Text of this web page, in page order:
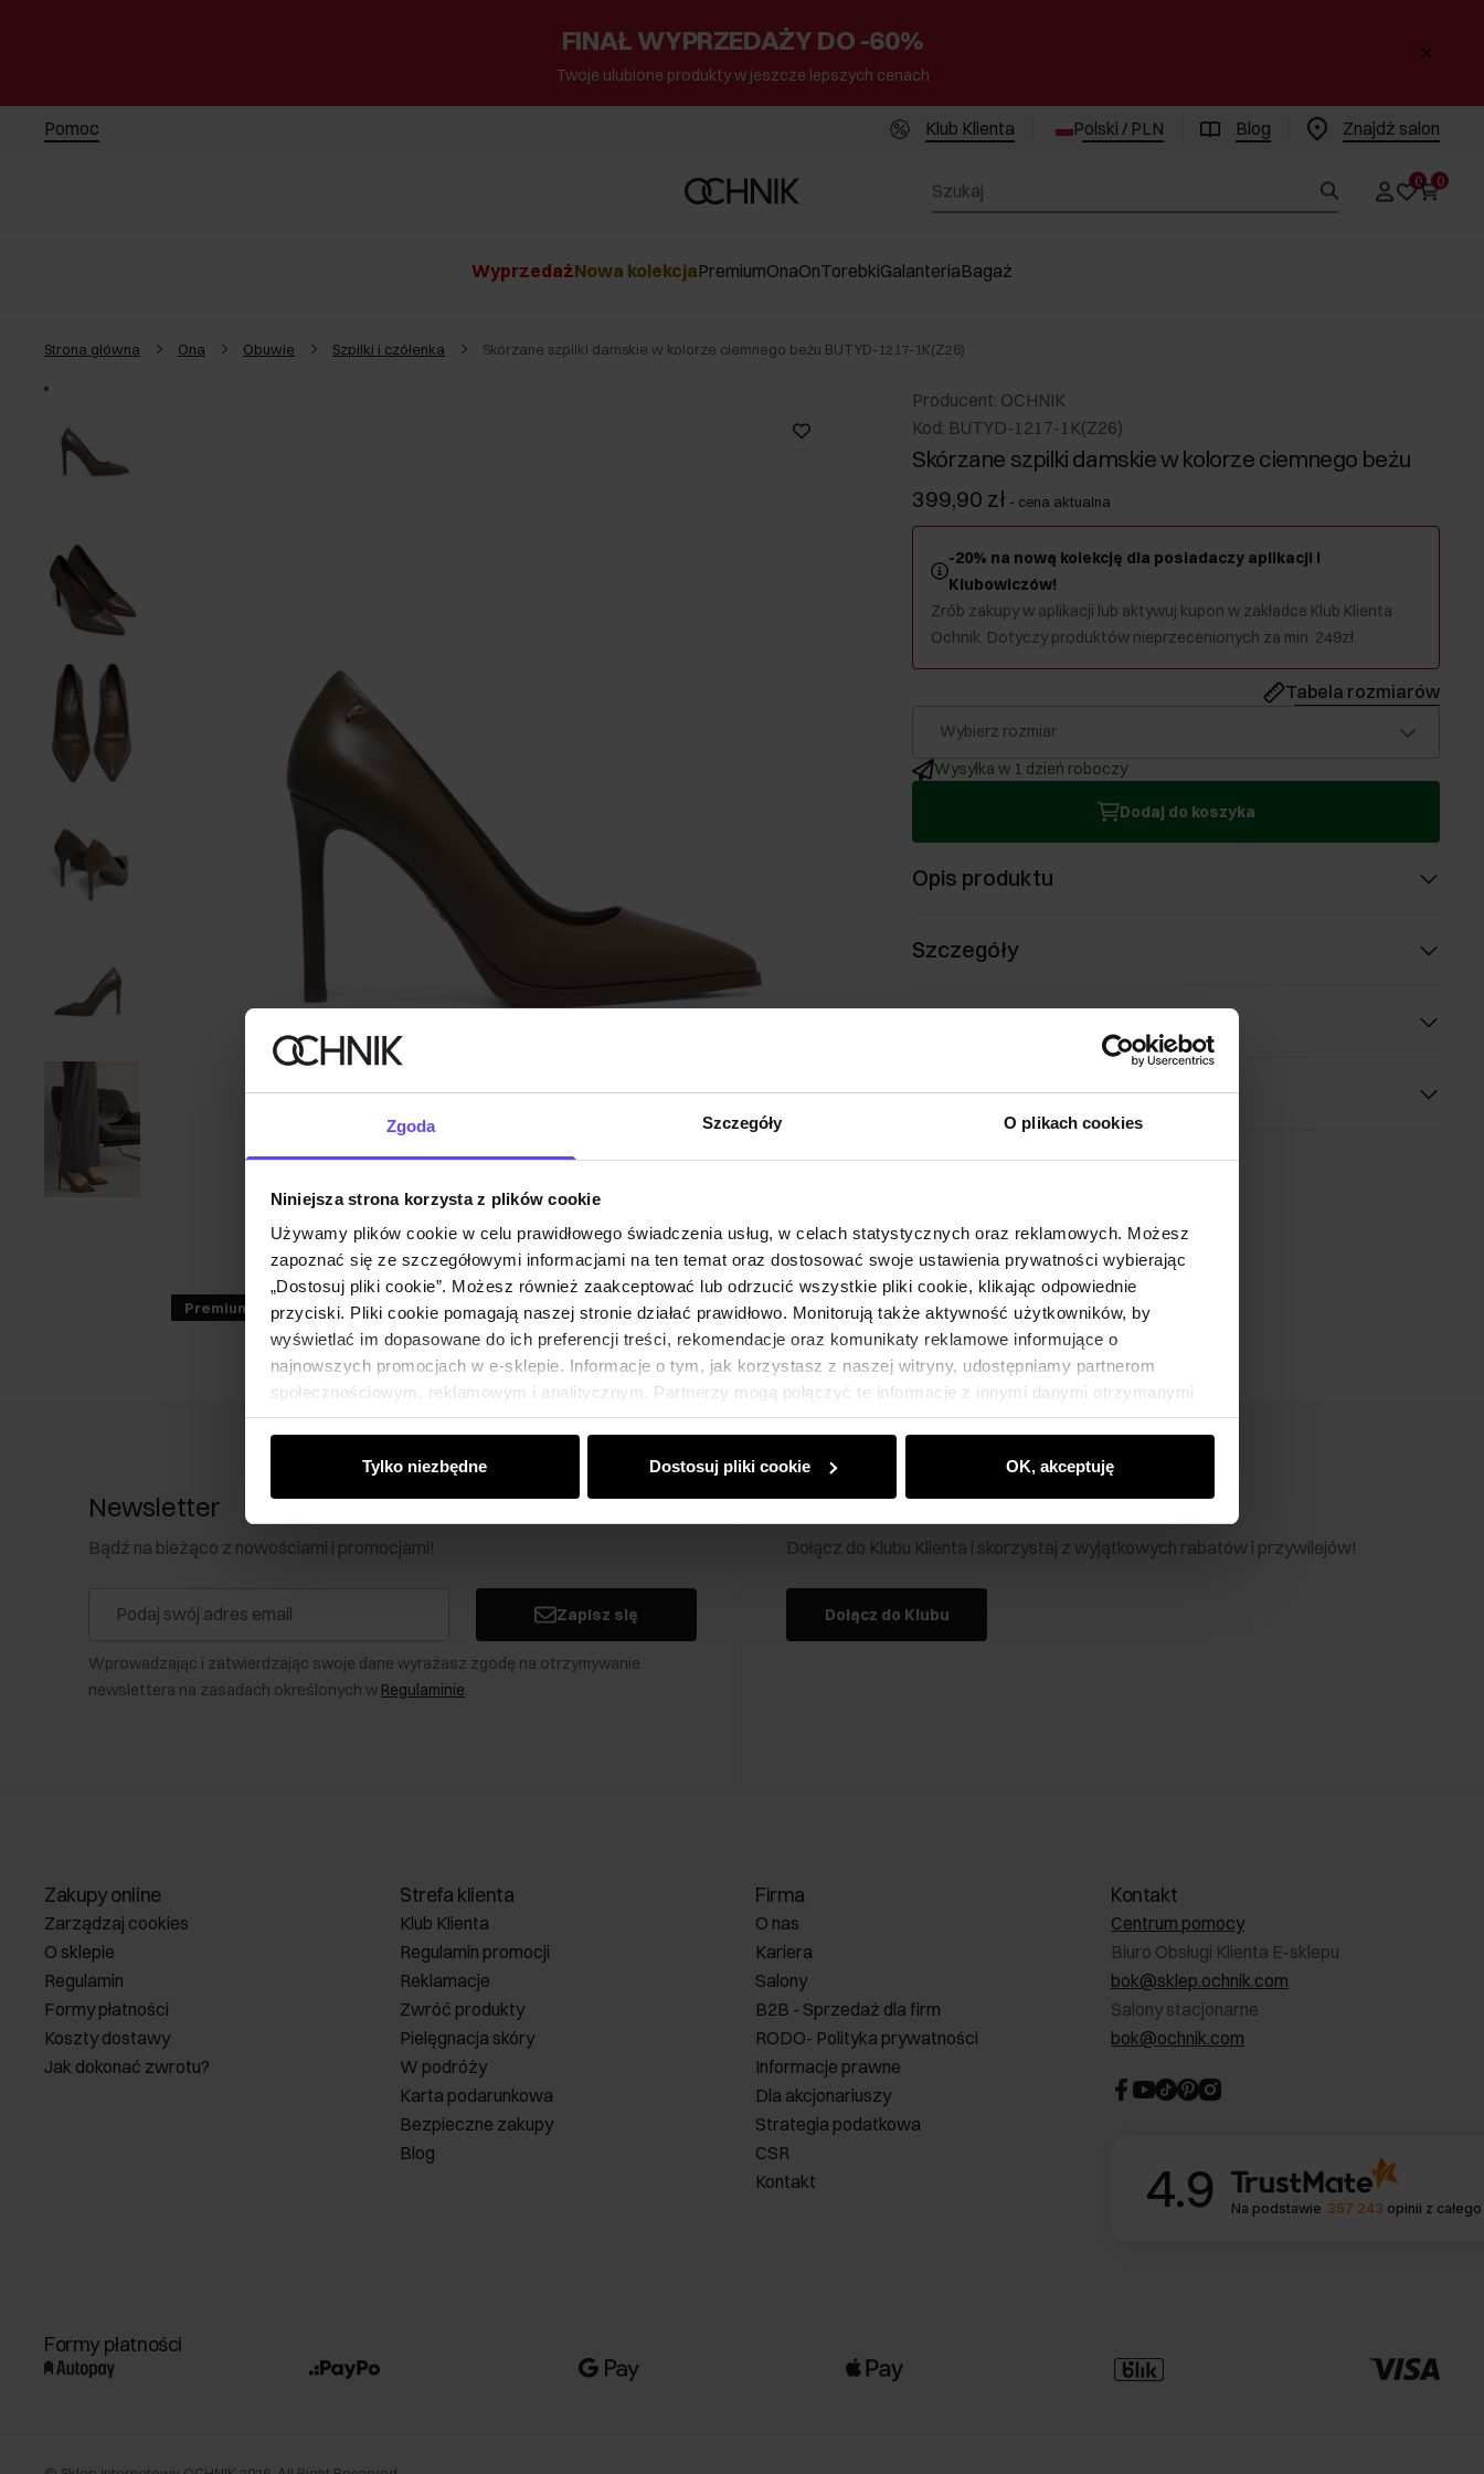
Zgoda Szczegóły O plikach cookies
Niniejsza strona korzysta z plików cookie
Używamy plików cookie w celu prawidłowego świadczenia usług, w celach statystycznych oraz reklamowych. Możesz
zapoznać się ze szczegółowymi informacjami na ten temat oraz dostosować swoje ustawienia prywatności wybierając
„Dostosuj pliki cookie”. Możesz również zaakceptować lub odrzucić wszystkie pliki cookie, klikając odpowiednie
przyciski. Pliki cookie pomagają naszej stronie działać prawidłowo. Monitorują także aktywność użytkowników, by
wyświetlać im dopasowane do ich preferencji treści, rekomendacje oraz komunikaty reklamowe informujące o
najnowszych promocjach w e-sklepie. Informacje o tym, jak korzystasz z naszej witryny, udostępniamy partnerom
społecznościowym, reklamowym i analitycznym. Partnerzy mogą połączyć te informacje z innymi danymi otrzymanymi
od Ciebie lub uzyskanymi podczas korzystania z ich usług.
Tylko niezbędne Dostosuj pliki cookie OK, akceptuję
FINAŁ WYPRZEDAŻY DO -60%
Twoje ulubione produkty w jeszcze lepszych cenach
Pomoc Klub Klienta Polski / PLN Blog Znajdż salon
0 0
WyprzedażNowa kolekcjaPremiumOnaOnTorebkiGalanteriaBagaż
Strona główna Ona Obuwie Szpilki i czółenka Skórzane szpilki damskie w kolorze ciemnego beżu BUTYD-1217-1K(Z26)
Premium NEW20
Producent: OCHNIK
Kod: BUTYD-1217-1K(Z26)
Skórzane szpilki damskie w kolorze ciemnego beżu
399,90 zł - cena aktualna
-20% na nową kolekcję dla posiadaczy aplikacji i
Klubowiczów!
Zrób zakupy w aplikacji lub aktywuj kupon w zakładce Klub Klienta
Ochnik. Dotyczy produktów nieprzecenionych za min. 249zł.
Tabela rozmiarów
Wybierz rozmiar
Wysyłka w 1 dzień roboczy
Dodaj do koszyka
Opis produktu
Szczegóły
Opinie
Newsletter
Bądź na bieżąco z nowościami i promocjami!
Zapisz się
Wprowadzając i zatwierdzając swoje dane wyrażasz zgodę na otrzymywanie
newslettera na zasadach określonych w Regulaminie.
Klub Klienta Ochnik
Dołącz do Klubu Klienta i skorzystaj z wyjątkowych rabatów i przywilejów!
Dołącz do Klubu
Zakupy online
Zarządzaj cookies
O sklepie
Regulamin
Formy płatności
Koszty dostawy
Jak dokonać zwrotu?
Strefa klienta
Klub Klienta
Regulamin promocji
Reklamacje
Zwróć produkty
Pielęgnacja skóry
W podróży
Karta podarunkowa
Bezpieczne zakupy
Blog
Firma
O nas
Kariera
Salony
B2B - Sprzedaż dla firm
RODO- Polityka prywatności
Informacje prawne
Dla akcjonariuszy
Strategia podatkowa
CSR
Kontakt
Kontakt
Centrum pomocy
Biuro Obsługi Klienta E-sklepu
bok@sklep.ochnik.com
Salony stacjonarne
bok@ochnik.com
4.9 Na podstawie 357 243 opinii z
Formy płatności